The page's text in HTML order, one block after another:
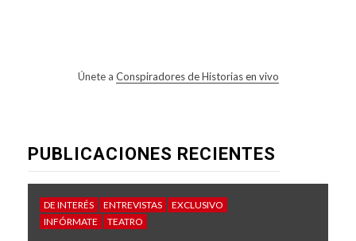
Únete a Conspiradores de Historias en vivo
PUBLICACIONES RECIENTES
DE INTERÉS ENTREVISTAS
EXCLUSIVO
INFÓRMATE
TEATRO